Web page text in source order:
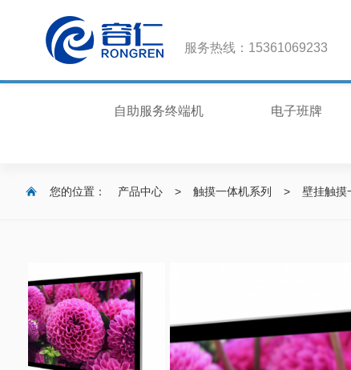
服务热线：15361069233
自助服务终端机 电子班牌
您的位置： 产品中心 > 触摸一体机系列 > 壁挂触摸